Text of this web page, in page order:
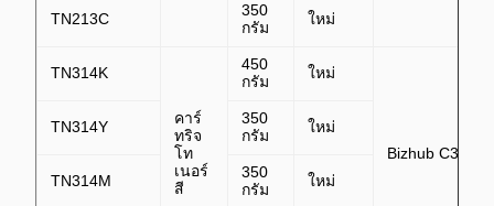
TN213C
350
กรัม
ใหม่
TN314K
คาร์
ทริจ
โท
เนอร์
สี
450
กรัม
ใหม่
Bizhub C353
TN314Y
350
กรัม
ใหม่
TN314M
350
กรัม
ใหม่